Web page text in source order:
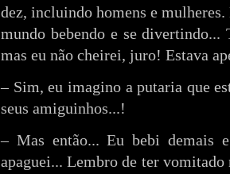
dez, incluindo homens e
mundo bebendo e se divertindo...
mas eu não cheirei, juro! Estava
– Sim, eu imagino a putaria que
seus amiguinhos...!
– Mas então... Eu bebi demais
apaguei... Lembro de ter